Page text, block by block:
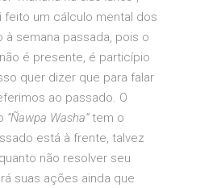
feito um cálculo mental dos
à semana passada, pois o
é presente, é particípio
quer dizer que para falar
ao passado. O
“Ñawpa Washa”tem o
está à frente, talvez
não resolver seu
suas ações ainda que